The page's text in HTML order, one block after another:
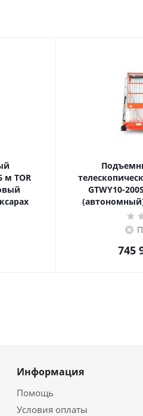
телескопический 200
GTWY10-
745
Информация
Помощь
Условия оплаты